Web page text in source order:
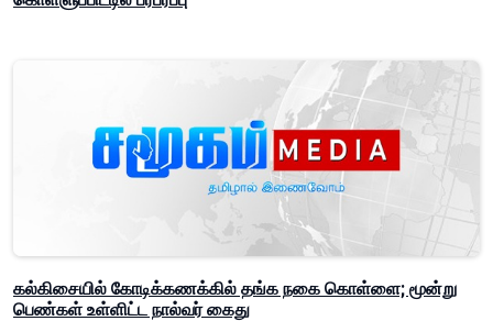
கல்கிசையில் கோடிக்கணக்கில் தங்க நகை கொள்ளை; மூன்று
பெண்கள் உள்ளிட்ட நால்வர் கைது